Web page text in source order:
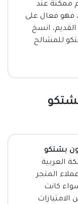
ممكنة عند
فهو فعال على
انسخ
للمشالح
بشتكو
العربية
المتجر
كانت